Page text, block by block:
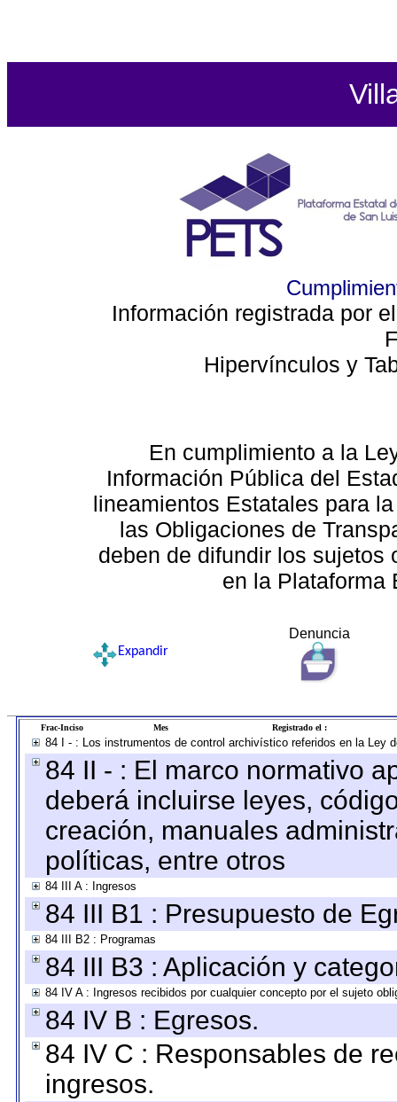
Información registrada por
Hipervínculos y
En cumplimiento a la
Información Pública del
lineamientos Estatales para
las Obligaciones de
deben de difundir los sujetos
en la Plataforma
Denuncia
Expandir
Frac-Inciso Mes Registrado el :
84 I - : Los instrumentos de control archivístico referidos en la Ley
84 II - : El marco normativo
deberá incluirse leyes,
creación, manuales
políticas, entre otros
84 III A : Ingresos
84 III B1 : Presupuesto de
84 III B2 : Programas
84 III B3 : Aplicación y
84 IV A : Ingresos recibidos por cualquier concepto por el sujeto
84 IV B : Egresos.
84 IV C : Responsables de
ingresos.